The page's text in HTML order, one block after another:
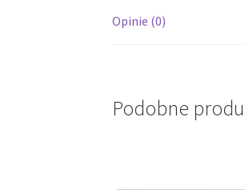
Opinie (0)
Podobne